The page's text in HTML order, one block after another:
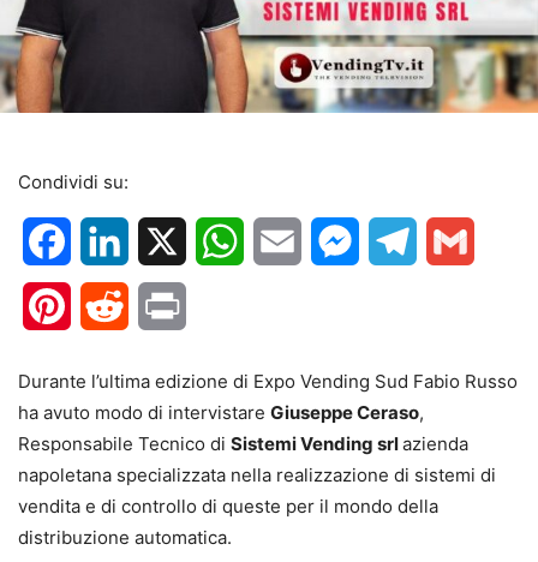
Condividi su:
FacebookLinkedIn WhatsApp
Email MessengerTelegram
PinterestReddit
Durante l’ultima edizione di Expo Vending Sud Fabio Russo
ha avuto modo di intervistare Giuseppe Ceraso,
Responsabile Tecnico di Sistemi Vending srlazienda
napoletana specializzata nella realizzazione di sistemi di
vendita e di controllo di queste per il mondo della
distribuzione automatica.